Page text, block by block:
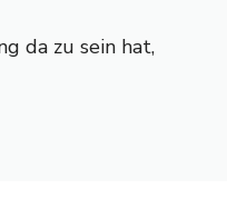
da zu sein hat,